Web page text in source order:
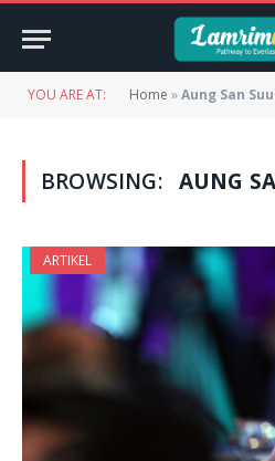
YOU ARE AT: Home »Aung San
BROWSING: AUNG
ARTIKEL